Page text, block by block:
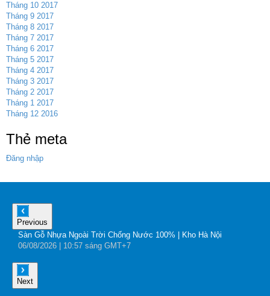
Tháng 10 2017
Tháng 9 2017
Tháng 8 2017
Tháng 7 2017
Tháng 6 2017
Tháng 5 2017
Tháng 4 2017
Tháng 3 2017
Tháng 2 2017
Tháng 1 2017
Tháng 12 2016
Thẻ meta
Đăng nhập
Previous
Sàn Gỗ Nhựa Ngoài Trời Chống Nước 100% | Kho Hà Nội
06/08/2026 | 10:57 sáng GMT+7
Next